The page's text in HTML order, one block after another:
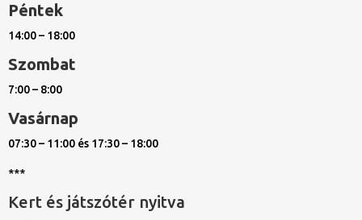
Péntek
14:00 – 18:00
Szombat
7:00 – 8:00
Vasárnap
07:30 – 11:00 és 17:30 – 18:00
***
Kert és játszótér nyitva